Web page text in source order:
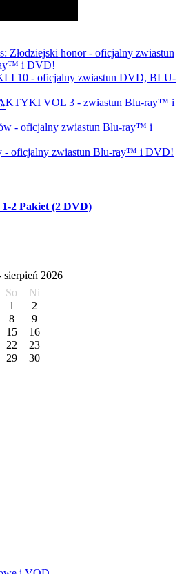
Złodziejski honor - oficjalny zwiastun
i DVD!
10 - oficjalny zwiastun DVD, BLU-
VOL 3 - zwiastun Blu-ray™ i
- oficjalny zwiastun Blu-ray™ i
- oficjalny zwiastun Blu-ray™ i DVD!
1-2 Pakiet (2 DVD)
sierpień 2026
So
Ni
1
2
8
9
15
16
22
23
29
30